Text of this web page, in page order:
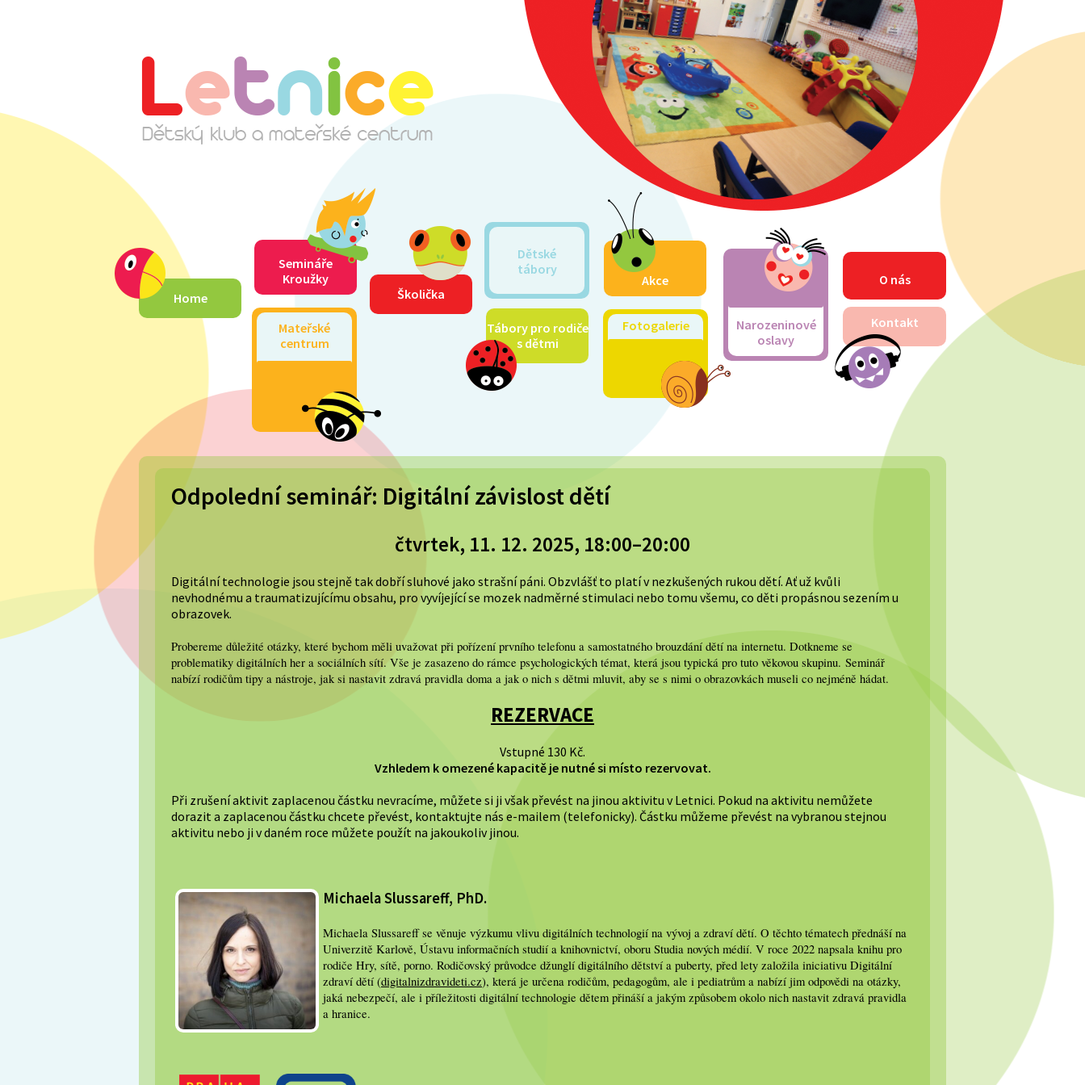
Home
Semináře
Kroužky
Mateřské
centrum
Školička
Dětské
tábory
Tábory pro rodiče
s dětmi
Akce
Fotogalerie
Narozeninové
oslavy
O nás
Kontakt
Odpolední seminář: Digitální závislost dětí
čtvrtek, 11. 12. 2025, 18:00–20:00
Digitální technologie jsou stejně tak dobří sluhové jako strašní páni. Obzvlášť to platí v nezkušených rukou dětí. Ať už kvůli
nevhodnému a traumatizujícímu obsahu, pro vyvíjející se mozek nadměrné stimulaci nebo tomu všemu, co děti propásnou sezením u
obrazovek.
Probereme důležité otázky, které bychom měli uvažovat při pořízení prvního telefonu a samostatného brouzdání dětí na internetu. Dotkneme se
problematiky digitálních her a sociálních sítí. Vše je zasazeno do rámce psychologických témat, která jsou typická pro tuto věkovou skupinu. Seminář
nabízí rodičům tipy a nástroje, jak si nastavit zdravá pravidla doma a jak o nich s dětmi mluvit, aby se s nimi o obrazovkách museli co nejméně hádat.
REZERVACE
Vstupné 130 Kč.
Vzhledem k omezené kapacitě je nutné si místo rezervovat.
Při zrušení aktivit zaplacenou částku nevracíme, můžete si ji však převést na jinou aktivitu v Letnici. Pokud na aktivitu nemůžete
dorazit a zaplacenou částku chcete převést, kontaktujte nás e-mailem (telefonicky). Částku můžeme převést na vybranou stejnou
aktivitu nebo ji v daném roce můžete použít na jakoukoliv jinou.
Michaela Slussareff, PhD.
Michaela Slussareff se věnuje výzkumu vlivu digitálních technologií na vývoj a zdraví dětí. O těchto tématech přednáší na
Univerzitě Karlově, Ústavu informačních studií a knihovnictví, oboru Studia nových médií. V roce 2022 napsala knihu pro
rodiče Hry, sítě, porno. Rodičovský průvodce džunglí digitálního dětství a puberty, před lety založila iniciativu Digitální
zdraví dětí (digitalnizdravideti.cz), která je určena rodičům, pedagogům, ale i pediatrům a nabízí jim odpovědi na otázky,
jaká nebezpečí, ale i příležitosti digitální technologie dětem přináší a jakým způsobem okolo nich nastavit zdravá pravidla
a hranice.